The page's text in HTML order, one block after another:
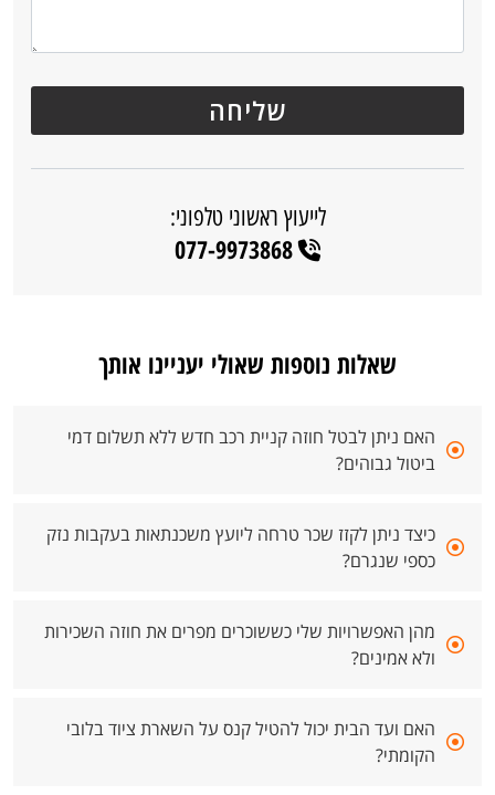
לייעוץ ראשוני טלפוני:
077-9973868
שאלות נוספות שאולי יעניינו אותך
האם ניתן לבטל חוזה קניית רכב חדש ללא תשלום דמי
ביטול גבוהים?
כיצד ניתן לקזז שכר טרחה ליועץ משכנתאות בעקבות נזק
כספי שנגרם?
מהן האפשרויות שלי כששוכרים מפרים את חוזה השכירות
ולא אמינים?
האם ועד הבית יכול להטיל קנס על השארת ציוד בלובי
הקומתי?